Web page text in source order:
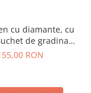
cu diamante, cu
de gradina,
40x50 cm
RON